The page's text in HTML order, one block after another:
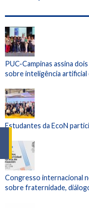
PUC-Campinas assina
sobre inteligência
Estudantes da EcoN
Congresso internacional
sobre fraternidade,